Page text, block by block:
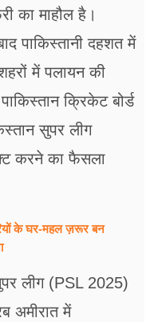
का माहौल है।
पाकिस्तानी दहशत में
में पलायन की
क्रिकेट बोर्ड
सुपर लीग
करने का फैसला
के घर-महल ज़रूर बन
लीग (PSL 2025)
अमीरात में